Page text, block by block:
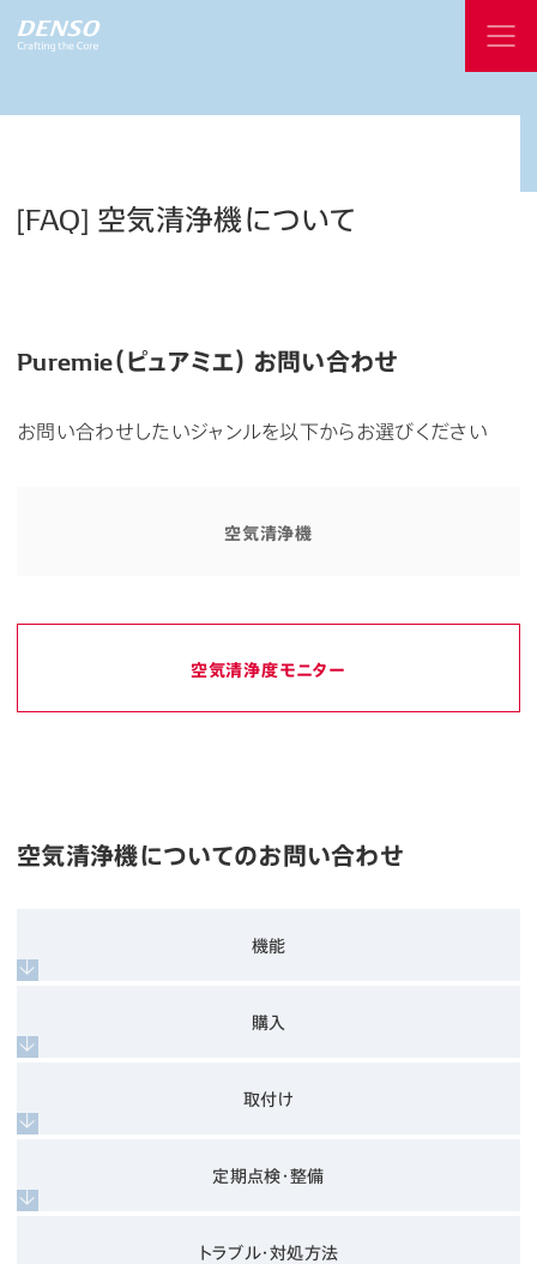
[FAQ] 空気清浄機について
Puremie（ピュアミエ） お問い合わせ
お問い合わせしたいジャンルを以下からお選びください
空気清浄機
空気清浄度モニター
空気清浄機についてのお問い合わせ
機能
購入
取付け
定期点検・整備
トラブル・対処方法